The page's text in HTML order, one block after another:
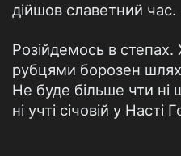
дійшов славетний час.
Розійдемось в степах.
рубцями борозен
Не буде більше чти ні
ні учті січовій у Насті